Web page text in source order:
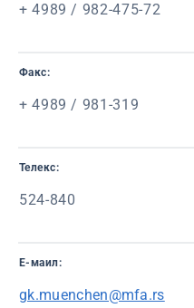
+ 4989 / 982-475-72
Факс:
+ 4989 / 981-319
Телекс:
524-840
Е-маил:
gk.muenchen@mfa.rs